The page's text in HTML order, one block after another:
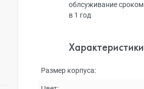
облсуживание сроком
в 1 год
Характеристики
Размер корпуса: